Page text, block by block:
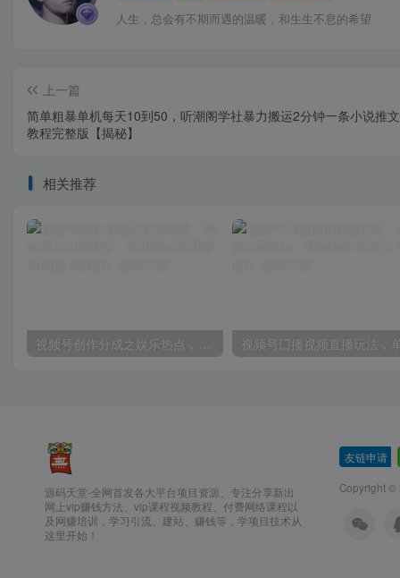
人生，总会有不期而遇的温暖，和生生不息的希望
上一篇
简单粗暴单机每天10到50，听潮阁学社暴力搬运2分钟一条小说推
教程完整版【揭秘】
相关推荐
视频号创作分成之娱乐热点，最适合小白的赛道，每天赚点零花钱没问题【揭秘】
源码天堂-全网首发各大平台项目资源、专注分享新出
网上vip赚钱方法、vip课程视频教程、付费网络课程以
及网赚培训，学习引流、建站、赚钱等，学项目技术从
这里开始！
友链申请
Copyright ©